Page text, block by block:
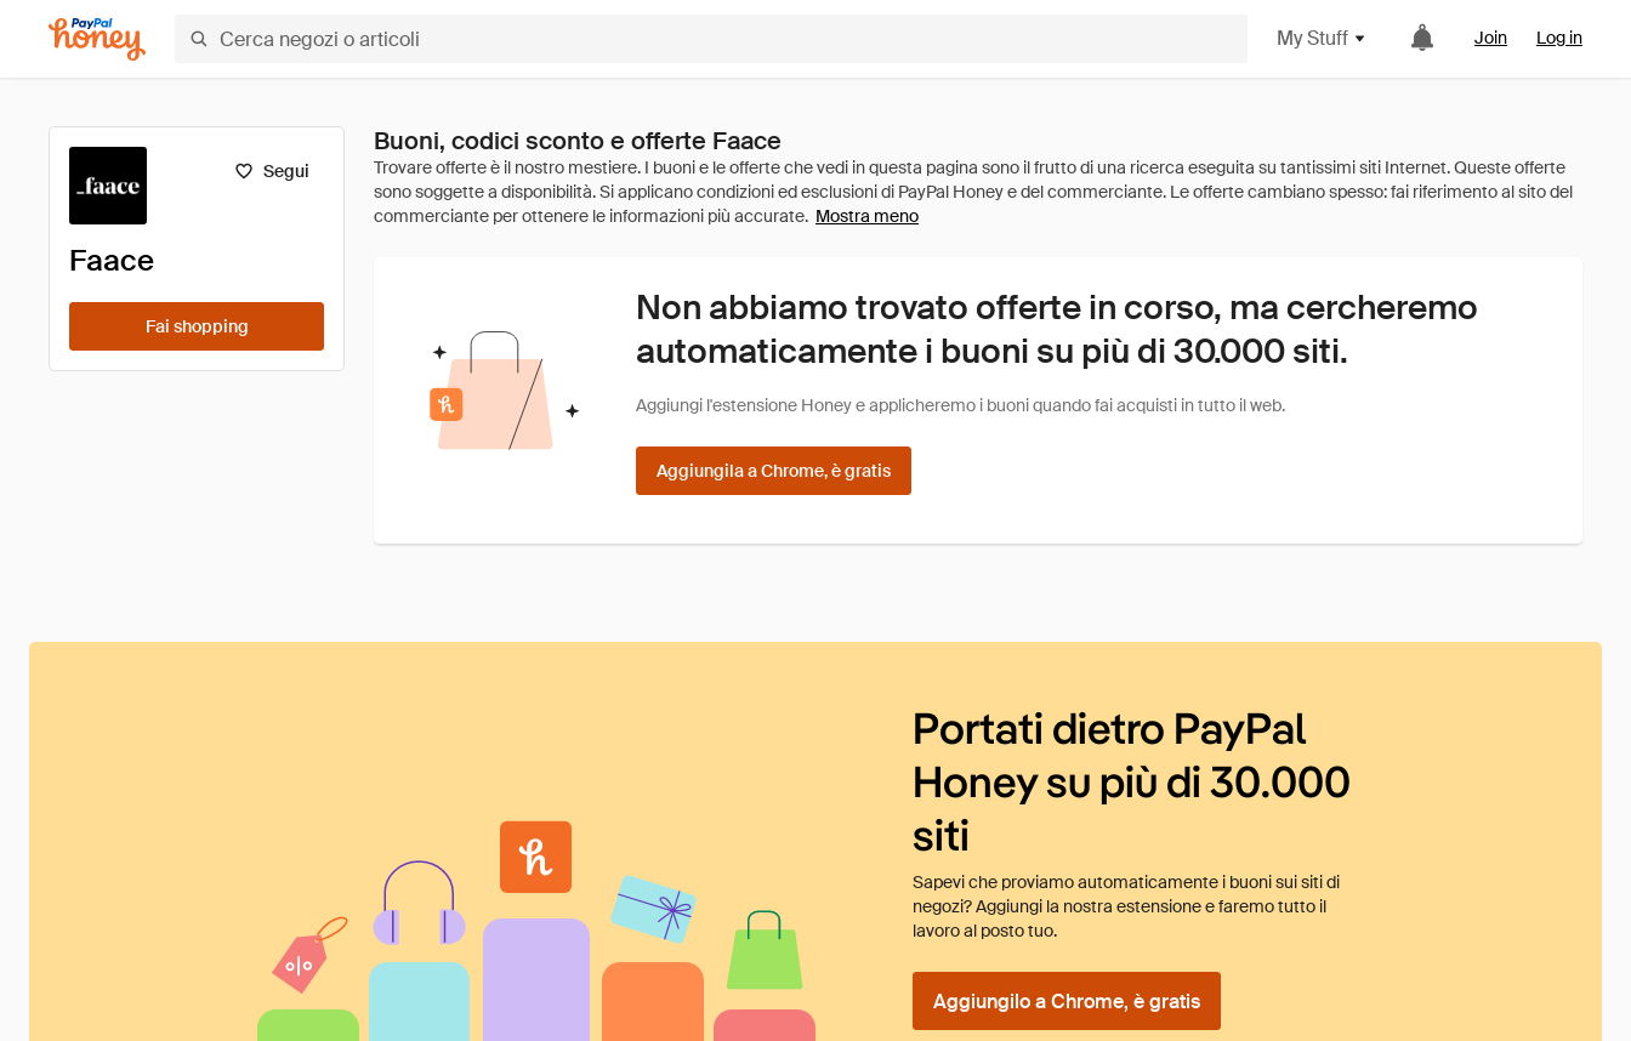
My Stuff Join Log in
Segui
Faace
Fai shopping
Buoni, codici sconto e offerte Faace
Mostra meno
Non abbiamo trovato offerte in corso, ma cercheremo
automaticamente i buoni su più di 30.000 siti.
Aggiungi l'estensione Honey e applicheremo i buoni quando fai acquisti in tutto il web.
Aggiungila a Chrome, è gratis
Portati dietro PayPal
Honey su più di 30.000
siti
Sapevi che proviamo automaticamente i buoni sui siti di
negozi? Aggiungi la nostra estensione e faremo tutto il
lavoro al posto tuo.
Aggiungilo a Chrome, è gratis